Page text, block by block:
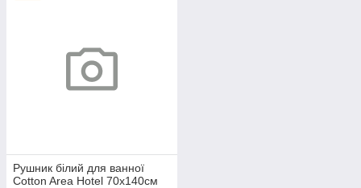
Рушник білий для ванної
Cotton Area Hotel 70х140см